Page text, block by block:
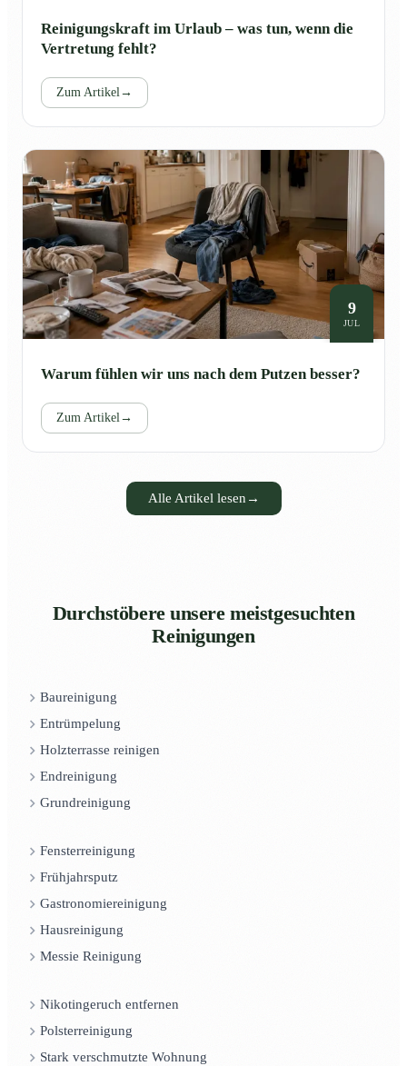
Reinigungskraft im Urlaub – was tun, wenn die
Vertretung fehlt?
Zum Artikel→
9
JUL
Warum fühlen wir uns nach dem Putzen besser?
Zum Artikel→
Alle Artikel lesen →
Durchstöbere unsere meistgesuchten
Reinigungen
Baureinigung
Entrümpelung
Holzterrasse reinigen
Endreinigung
Grundreinigung
Fensterreinigung
Frühjahrsputz
Gastronomiereinigung
Hausreinigung
Messie Reinigung
Nikotingeruch entfernen
Polsterreinigung
Stark verschmutzte Wohnung